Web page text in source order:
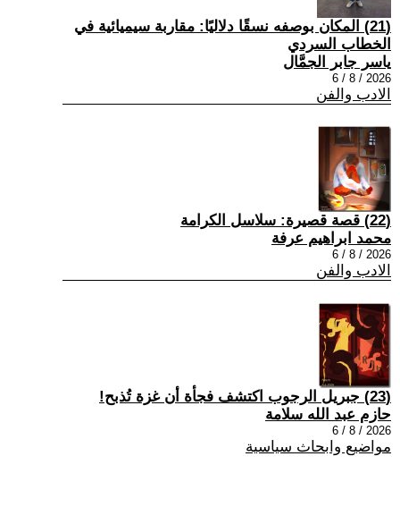
(21) المكان بوصفه نسقًا دلاليًا: مقاربة سيميائية في
الخطاب السردي
ياسر جابر الجمَّال
2026 / 8 / 6
الادب والفن
(22) قصة قصيرة: سلاسل الكرامة
محمد ابراهيم عرفة
2026 / 8 / 6
الادب والفن
(23) جبريل الرجوب اكتشف فجأة أن غزة تُذبح!
حازم عبد الله سلامة
2026 / 8 / 6
مواضيع وابحاث سياسية